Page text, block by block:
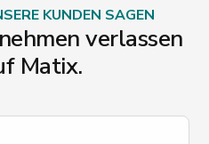
KUNDEN SAGEN
verlassen
Matix.